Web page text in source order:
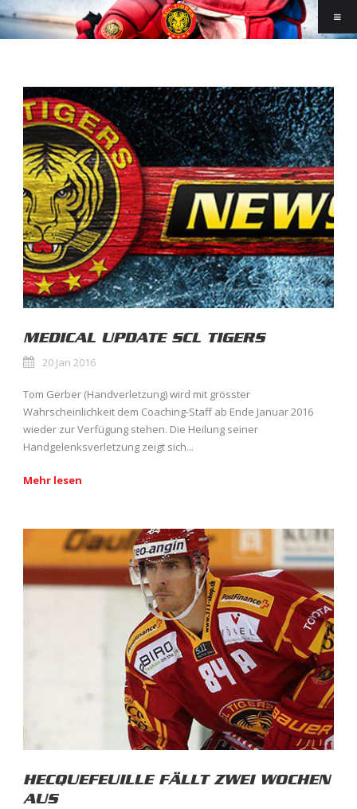
MEDICAL UPDATE SCL TIGERS
20 Jan 2016
Tom Gerber (Handverletzung) wird mit grösster
Wahrscheinlichkeit dem Coaching-Staff ab Ende Januar 2016
wieder zur Verfügung stehen. Die Heilung seiner
Handgelenksverletzung zeigt sich...
Mehr lesen
HECQUEFEUILLE FÄLLT ZWEI WOCHEN
AUS